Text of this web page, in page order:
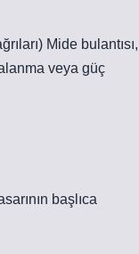
Mide bulantısı,
veya güç
başlıca